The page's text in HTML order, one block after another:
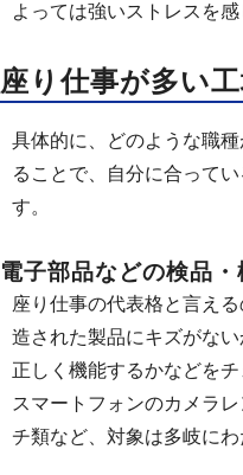
よっては強いストレスを感
座り仕事が多い
具体的に、どのような職
ることで、自分に合って
す。
電子部品などの検品・
座り仕事の代表格と言え
造された製品にキズがな
正しく機能するかなどをチ
スマートフォンのカメラ
チ類など、対象は多岐にわ